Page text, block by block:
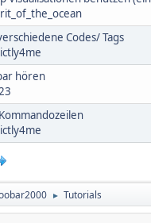
Codes/ Tags
hören
► Tutorials